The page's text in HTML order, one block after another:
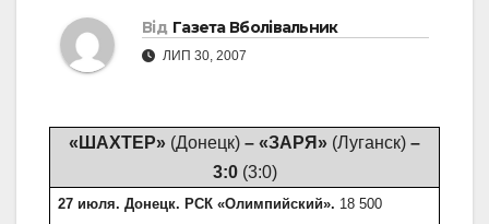
Від Газета Вболівальник
ЛИП 30, 2007
«ШАХТЕР» (Донецк) – «ЗАРЯ» (Луганск) –
3:0 (3:0)
27 июля. Донецк. РСК «Олимпийский». 18 500